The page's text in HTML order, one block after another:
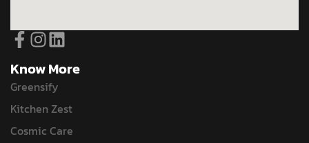
Know More
Greensify
Kitchen Zest
Cosmic Care